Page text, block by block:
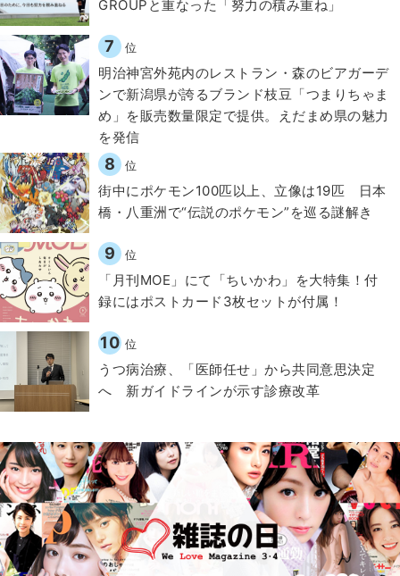
GROUPと重なった「努力の積み重ね」
7 位
明治神宮外苑内のレストラン・森のビアガーデ
ンで新潟県が誇るブランド枝豆「つまりちゃま
め」を販売数量限定で提供。えだまめ県の魅力
を発信
8 位
街中にポケモン100匹以上、立像は19匹 日本
橋・八重洲で“伝説のポケモン”を巡る謎解き
9 位
「月刊MOE」にて「ちいかわ」を大特集！付
録にはポストカード3枚セットが付属！
10 位
うつ病治療、「医師任せ」から共同意思決定
へ 新ガイドラインが示す診療改革